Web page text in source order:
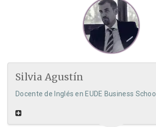
Silvia Agustín
Docente de Inglés en EUDE Business School